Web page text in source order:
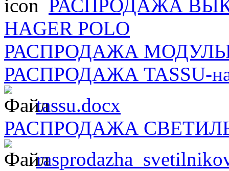
РАСПРОДАЖА
HAGER POLO
РАСПРОДАЖА
РАСПРОДАЖА TASSU-
tassu.docx
РАСПРОДАЖА